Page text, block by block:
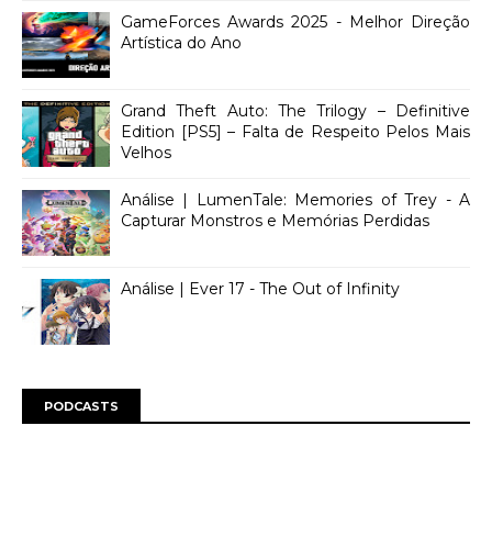
GameForces Awards 2025 - Melhor Direção
Artística do Ano
Grand Theft Auto: The Trilogy – Definitive
Edition [PS5] – Falta de Respeito Pelos Mais
Velhos
Análise | LumenTale: Memories of Trey - A
Capturar Monstros e Memórias Perdidas
Análise | Ever 17 - The Out of Infinity
PODCASTS